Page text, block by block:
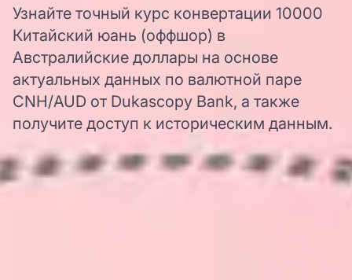
Узнайте точный курс конвертации 10000
Китайский юань (оффшор) в
Австралийские доллары на основе
актуальных данных по валютной паре
CNH/AUD от Dukascopy Bank, а также
получите доступ к историческим данным.